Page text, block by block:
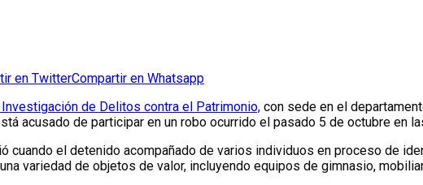
en TwitterCompartir en Whatsapp
de Delitos contra el Patrimonio, con sede en el
acusado de participar en un robo ocurrido el pasado 5 de octubre en
cuando el detenido acompañado de varios individuos en proceso de
variedad de objetos de valor, incluyendo equipos de gimnasio,